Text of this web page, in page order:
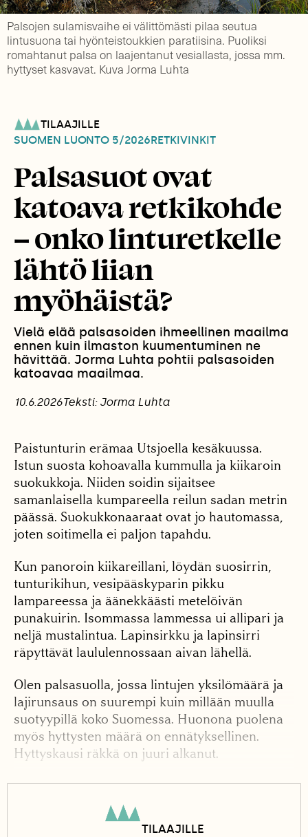
Palsojen sulamisvaihe ei välittömästi pilaa seutua
lintusuona tai hyönteistoukkien paratiisina. Puoliksi
romahtanut palsa on laajentanut vesiallasta, jossa mm.
hyttyset kasvavat. Kuva Jorma Luhta
TILAAJILLE
SUOMEN LUONTO 5/2026RETKIVINKIT
Palsasuot ovat
katoava retkikohde
– onko linturetkelle
lähtö liian
myöhäistä?
Vielä elää palsasoiden ihmeellinen maailma
ennen kuin ilmaston kuumentuminen ne
hävittää. Jorma Luhta pohtii palsasoiden
katoavaa maailmaa.
10.6.2026Teksti: Jorma Luhta
Paistunturin erämaa Utsjoella kesäkuussa.
Istun suosta kohoavalla kummulla ja kiikaroin
suokukkoja. Niiden soidin sijaitsee
samanlaisella kumpareella reilun sadan metrin
päässä. Suokukkonaaraat ovat jo hautomassa,
joten soitimella ei paljon tapahdu.
Kun panoroin kiikareillani, löydän suosirrin,
tunturikihun, vesipääskyparin pikku
lampareessa ja äänekkäästi metelöivän
punakuirin. Isommassa lammessa ui allipari ja
neljä mustalintua. Lapinsirkku ja lapinsirri
räpyttävät laululennossaan aivan lähellä.
Olen palsasuolla, jossa lintujen yksilömäärä ja
lajirunsaus on suurempi kuin millään muulla
suotyypillä koko Suomessa. Huonona puolena
myös hyttysten määrä on ennätyksellinen.
Hyttyskausi räkkä on juuri alkanut.
Palsasuon palsa näyttää ulospäin varpujen sekä
jäkälän peittämältä turvekummulta. Pinnan alla
piilee monen metrin paksuinen linssimäinen jää
TILAAJILLE